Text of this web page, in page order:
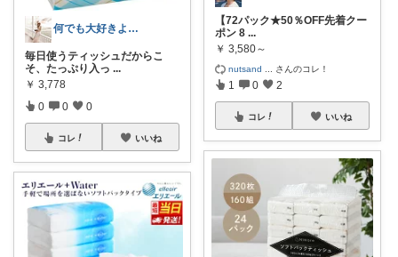
何でも大好きよろずちゃん@たくさん紹介
毎日使うティッシュだからこ
そ、たっぷり入っ ...
￥ 3,778
0 0 0
コレ いいね
【72パック★50％OFF先着クー
ポン 8 ...
￥ 3,580～
nutsand さんのコレ！
1 0 2
コレ いいね